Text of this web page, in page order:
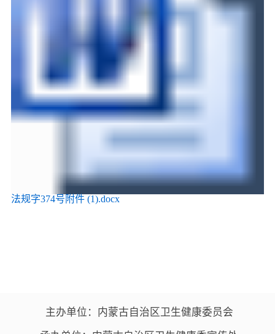
法规字374号附件 (1).docx
主办单位：内蒙古自治区卫生健康委员会